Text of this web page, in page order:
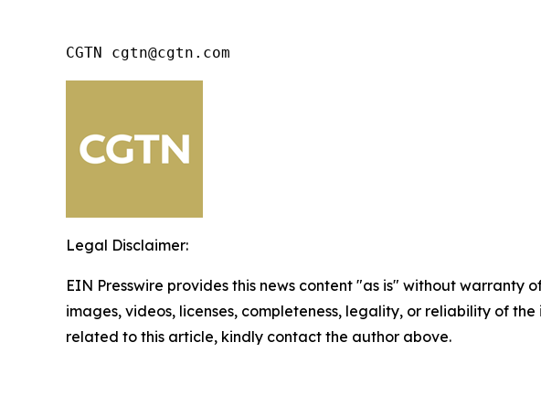
CGTN cgtn@cgtn.com
Legal Disclaimer:
EIN Presswire provides this news content "as is" without
images, videos, licenses, completeness, legality, or reliability of
related to this article, kindly contact the author above.